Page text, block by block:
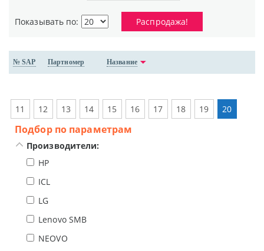
Показывать по: Распродажа!
№ SAP Партномер Название
11 12 13 14 15 16 17 18 19 20
Подбор по параметрам
Производители:
HP
ICL
LG
Lenovo SMB
NEOVO